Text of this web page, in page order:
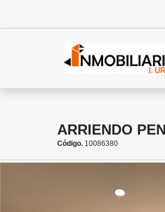
ARRIENDO
Código. 10086380